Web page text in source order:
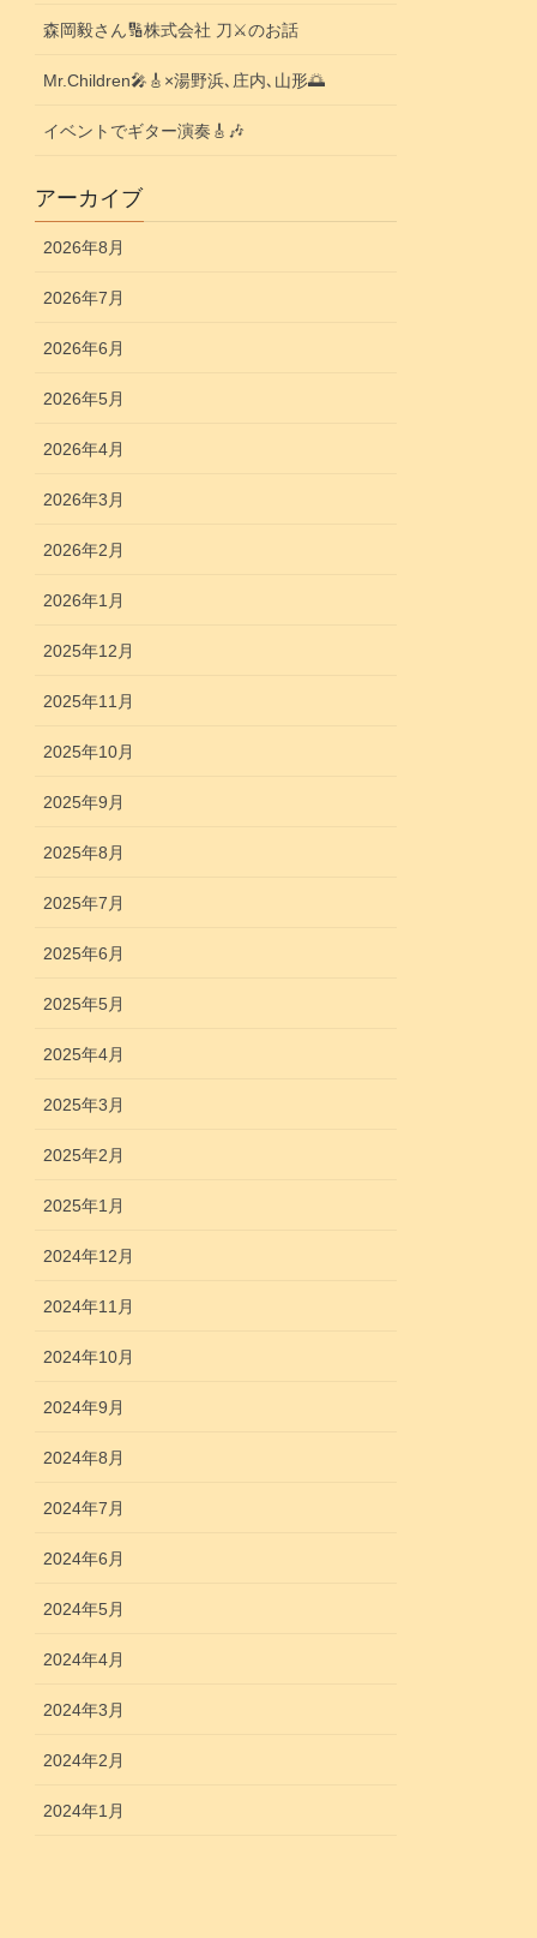
森岡毅さん🔢株式会社 刀⚔️のお話
Mr.Children🎤🎸×湯野浜､庄内､山形🌅
イベントでギター演奏🎸🎶
アーカイブ
2026年8月
2026年7月
2026年6月
2026年5月
2026年4月
2026年3月
2026年2月
2026年1月
2025年12月
2025年11月
2025年10月
2025年9月
2025年8月
2025年7月
2025年6月
2025年5月
2025年4月
2025年3月
2025年2月
2025年1月
2024年12月
2024年11月
2024年10月
2024年9月
2024年8月
2024年7月
2024年6月
2024年5月
2024年4月
2024年3月
2024年2月
2024年1月